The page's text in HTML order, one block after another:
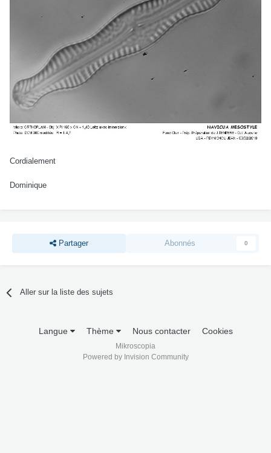
Cordialement
Dominique
Partager Abonnés 0
Aller sur la liste des sujets
Langue Thème Nous contacter Cookies
Mikroscopia
Powered by Invision Community